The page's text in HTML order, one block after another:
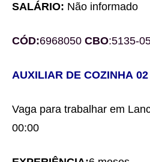
SALÁRIO: Não informado
CÓD:6968050 CBO:5135-
AUXILIAR DE COZINHA 02
Vaga para trabalhar em
00:00